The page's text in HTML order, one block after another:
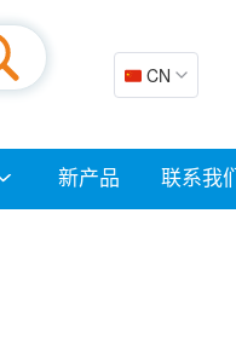
🇨🇳 CN
新产品 联系我们